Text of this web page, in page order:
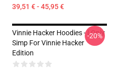
39,51 € - 45,95 €
Vinnie Hacker Hoodies - I Only
Simp For Vinnie Hacker
Edition
-20%